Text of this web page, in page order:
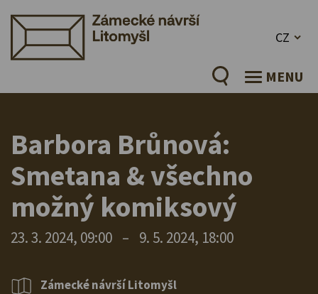
CZ
MENU
Barbora Brůnová:
Smetana & všechno
možný komiksový
23. 3. 2024, 09:00 – 9. 5. 2024, 18:00
Zámecké návrší Litomyšl